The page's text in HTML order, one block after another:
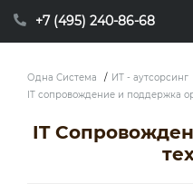
+7 (495) 240-86-68
Одна Система / ИТ - аутсорсинг
IT сопровождение и поддержка
IT